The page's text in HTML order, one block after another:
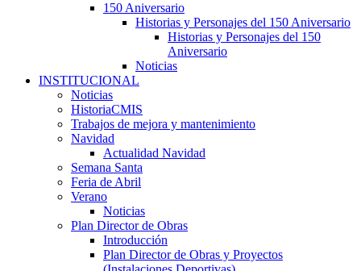
150 Aniversario
Historias y Personajes del 150 Aniversario
Historias y Personajes del 150
Aniversario
Noticias
INSTITUCIONAL
Noticias
HistoriaCMIS
Trabajos de mejora y mantenimiento
Navidad
Actualidad Navidad
Semana Santa
Feria de Abril
Verano
Noticias
Plan Director de Obras
Introducción
Plan Director de Obras y Proyectos